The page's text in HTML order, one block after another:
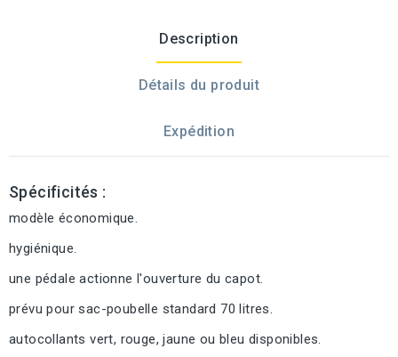
Description
Détails du produit
Expédition
Spécificités :
modèle économique.
hygiénique.
une pédale actionne l'ouverture du capot.
prévu pour sac-poubelle standard 70 litres.
autocollants vert, rouge, jaune ou bleu disponibles.